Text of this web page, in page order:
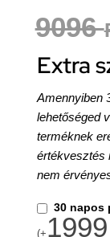
9096
Extra
Amennyiben
lehetőséged
terméknek
értékvesztés
nem
30 napos
(+ 1999